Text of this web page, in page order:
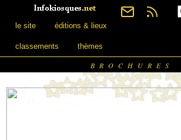
le site éditions & lieux
classements thèmes
BROCHURES